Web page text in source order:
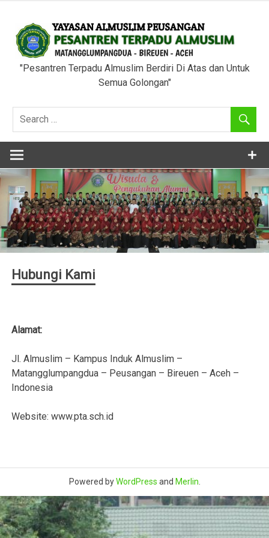
content
"Pesantren Terpadu Almuslim Berdiri Di Atas dan Untuk
Semua Golongan"
Hubungi Kami
Alamat:
Jl. Almuslim – Kampus Induk Almuslim –
Matangglumpangdua – Peusangan – Bireuen – Aceh –
Indonesia
Website: www.pta.sch.id
Powered byWordPress and Merlin.